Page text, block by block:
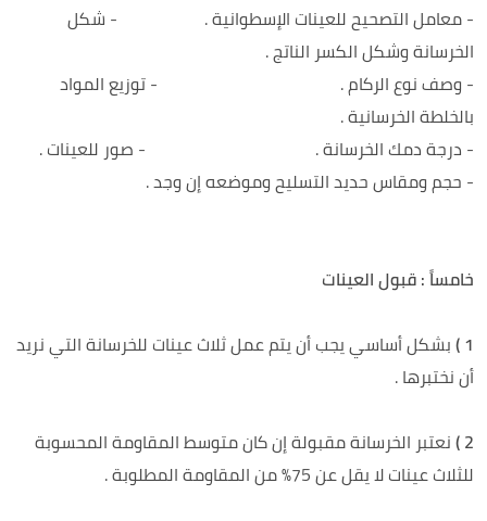
- معامل التصحيح للعينات الإسطوانية . - شكل
الخرسانة وشكل الكسر الناتج .
- وصف نوع الركام . - توزيع المواد
بالخلطة الخرسانية .
- درجة دمك الخرسانة . - صور للعينات .
- حجم ومقاس حديد التسليح وموضعه إن وجد .
خامساً : قبول العينات
1 ) بشكل أساسي يجب أن يتم عمل ثلاث عينات للخرسانة التي نريد
أن نختبرها .
2 ) نعتبر الخرسانة مقبولة إن كان متوسط المقاومة المحسوبة
للثلاث عينات لا يقل عن 75% من المقاومة المطلوبة .